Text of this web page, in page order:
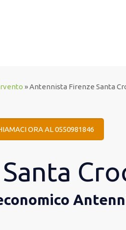
»Antennista Firenze Santa
ORA AL 0550981846